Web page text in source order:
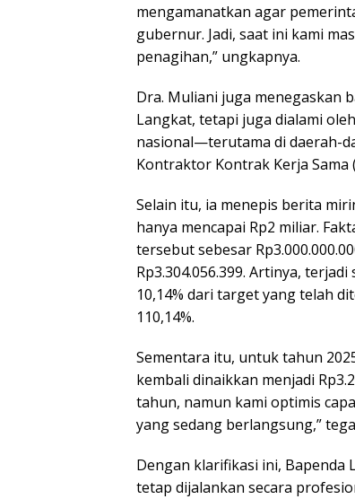
mengamanatkan agar
gubernur. Jadi, saat ini kami
penagihan,” ungkapnya.
Dra. Muliani juga menegaskan
Langkat, tetapi juga dialami
nasional—terutama di daerah-
Kontraktor Kontrak Kerja Sama
Selain itu, ia menepis berita
hanya mencapai Rp2 miliar.
tersebut sebesar
Rp3.304.056.399. Artinya,
10,14% dari target yang telah
110,14%.
Sementara itu, untuk tahun
kembali dinaikkan menjadi
tahun, namun kami optimis
yang sedang berlangsung,”
Dengan klarifikasi ini, Bapenda
tetap dijalankan secara